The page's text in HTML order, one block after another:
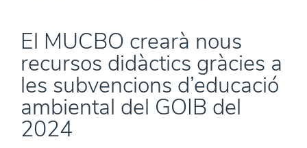
El MUCBO crearà nous
recursos didàctics gràcies a
les subvencions d’educació
ambiental del GOIB del
2024